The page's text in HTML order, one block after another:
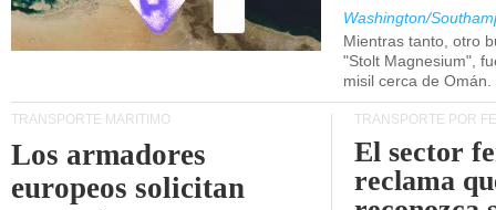
Washington/
Mientras tanto, otro
"Stolt Magnesium",
misil cerca de Omán.
TRANSPORTE MARÍTIMO
Los armadores
europeos solicitan
TRANSPORTE POR
El sector
reclama